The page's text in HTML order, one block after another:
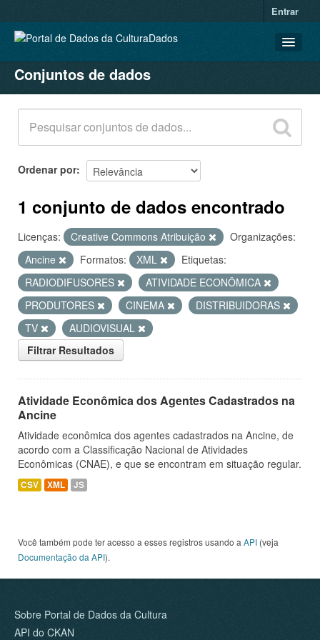
Entrar
CONJUNTOS DE DADOS
ORGANIZAÇÕES
GRUPOS
SOBRE
Conjuntos de dados
Ordenar por
1 conjunto de dados encontrado
Licenças: Creative Commons Atribuição
Organizações:
Ancine
Formatos: XML
Etiquetas:
RADIODIFUSORES
ATIVIDADE ECONÔMICA
PRODUTORES
CINEMA
DISTRIBUIDORAS
TV
AUDIOVISUAL
Filtrar Resultados
Atividade Econômica dos Agentes Cadastrados na
Ancine
Atividade econômica dos agentes cadastrados na Ancine, de
acordo com a Classificação Nacional de Atividades
Econômicas (CNAE), e que se encontram em situação regular.
CSV XML JS
Você também pode ter acesso a esses registros usando a API (veja
Documentação da API).
Sobre Portal de Dados da Cultura
API do CKAN